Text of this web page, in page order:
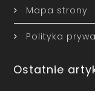
Mapa strony
Polityka
Ostatnie